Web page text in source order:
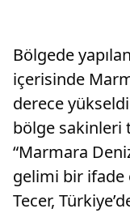
Bölgede
içerisinde
derece
bölge sakinleri
“Marmara
gelimi bir ifade
Tecer,